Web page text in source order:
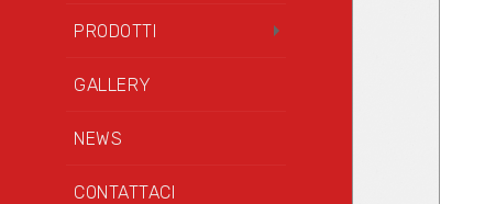
PRODOTTI
GALLERY
NEWS
CONTATTACI